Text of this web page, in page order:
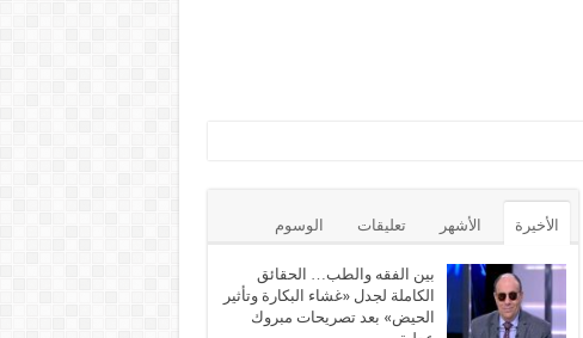
الأخيرة الأشهر تعليقات الوسوم
بين الفقه والطب… الحقائق
الكاملة لجدل «غشاء البكارة وتأثير
الحيض» بعد تصريحات مبروك